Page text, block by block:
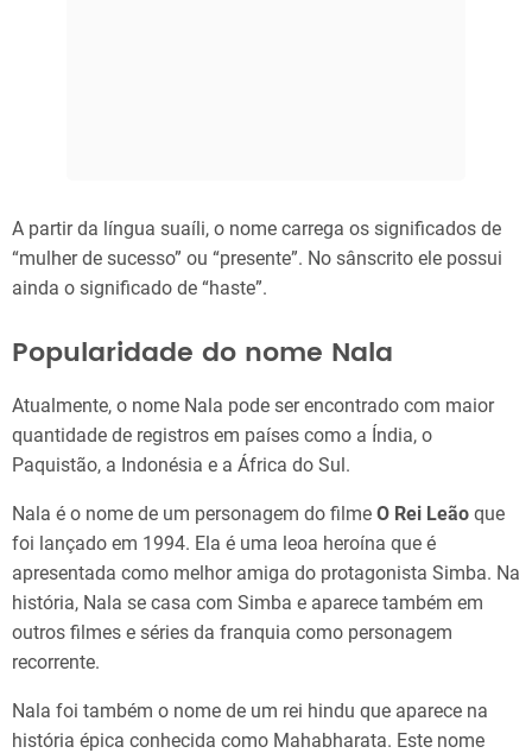
A partir da língua suaíli, o nome carrega os significados de
“mulher de sucesso” ou “presente”. No sânscrito ele possui
ainda o significado de “haste”.
Popularidade do nome Nala
Atualmente, o nome Nala pode ser encontrado com maior
quantidade de registros em países como a Índia, o
Paquistão, a Indonésia e a África do Sul.
Nala é o nome de um personagem do filme O Rei Leão que
foi lançado em 1994. Ela é uma leoa heroína que é
apresentada como melhor amiga do protagonista Simba. Na
história, Nala se casa com Simba e aparece também em
outros filmes e séries da franquia como personagem
recorrente.
Nala foi também o nome de um rei hindu que aparece na
história épica conhecida como Mahabharata. Este nome